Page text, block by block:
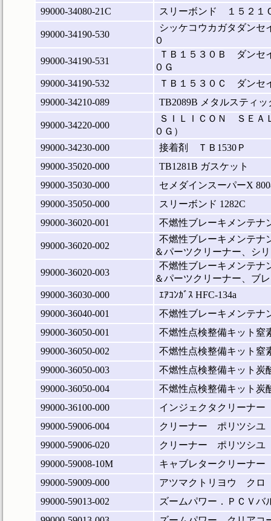
99000-34080-21C
スリーボンド １５２１
99000-34190-530
シッケコウカガタダンセ
０
99000-34190-531
ＴＢ１５３０Ｂ ダンセ
０Ｇ
99000-34190-532
ＴＢ１５３０Ｃ ダンセ
99000-34210-089
TB2089B メタルスティッ
99000-34220-000
ＳＩＬＩＣＯＮ ＳＥＡ
０Ｇ）
99000-34230-000
接着剤 ＴＢ1530Ｐ
99000-35020-000
TB1281B ガスケット
99000-35030-000
セメダインスーパーX
99000-35050-000
スリーボンド 1282C
99000-36020-001
不燃性ブレーキメンテナ
99000-36020-002
不燃性ブレーキメンテナ
＆パーツクリーナー、シ
99000-36020-003
不燃性ブレーキメンテナ
＆パーツクリーナー、ブ
99000-36030-000
ｴｱｺﾝｶﾞｽ HFC-134a
99000-36040-001
不燃性ブレーキメンテナ
99000-36050-001
不燃性点検整備キット
99000-36050-002
不燃性点検整備キット
99000-36050-003
不燃性点検整備キット
99000-36050-004
不燃性点検整備キット
99000-36100-000
インジェクタクリーナー
99000-59006-004
クリーナー ポリツシユ
99000-59006-020
クリーナー ポリツシユ
99000-59008-10M
キャブレタークリーナー
99000-59009-000
アツマクトリヨウ クロ
99000-59013-002
ズームパワー．ＰＣＶ